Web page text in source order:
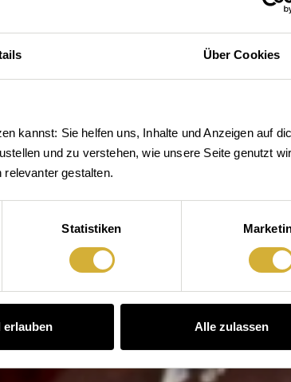
Über Cookies
kannst: Sie helfen uns, Inhalte und Anzeigen auf
und zu verstehen, wie unsere Seite genutzt
relevanter gestalten.
Statistiken
erlauben Alle zulassen